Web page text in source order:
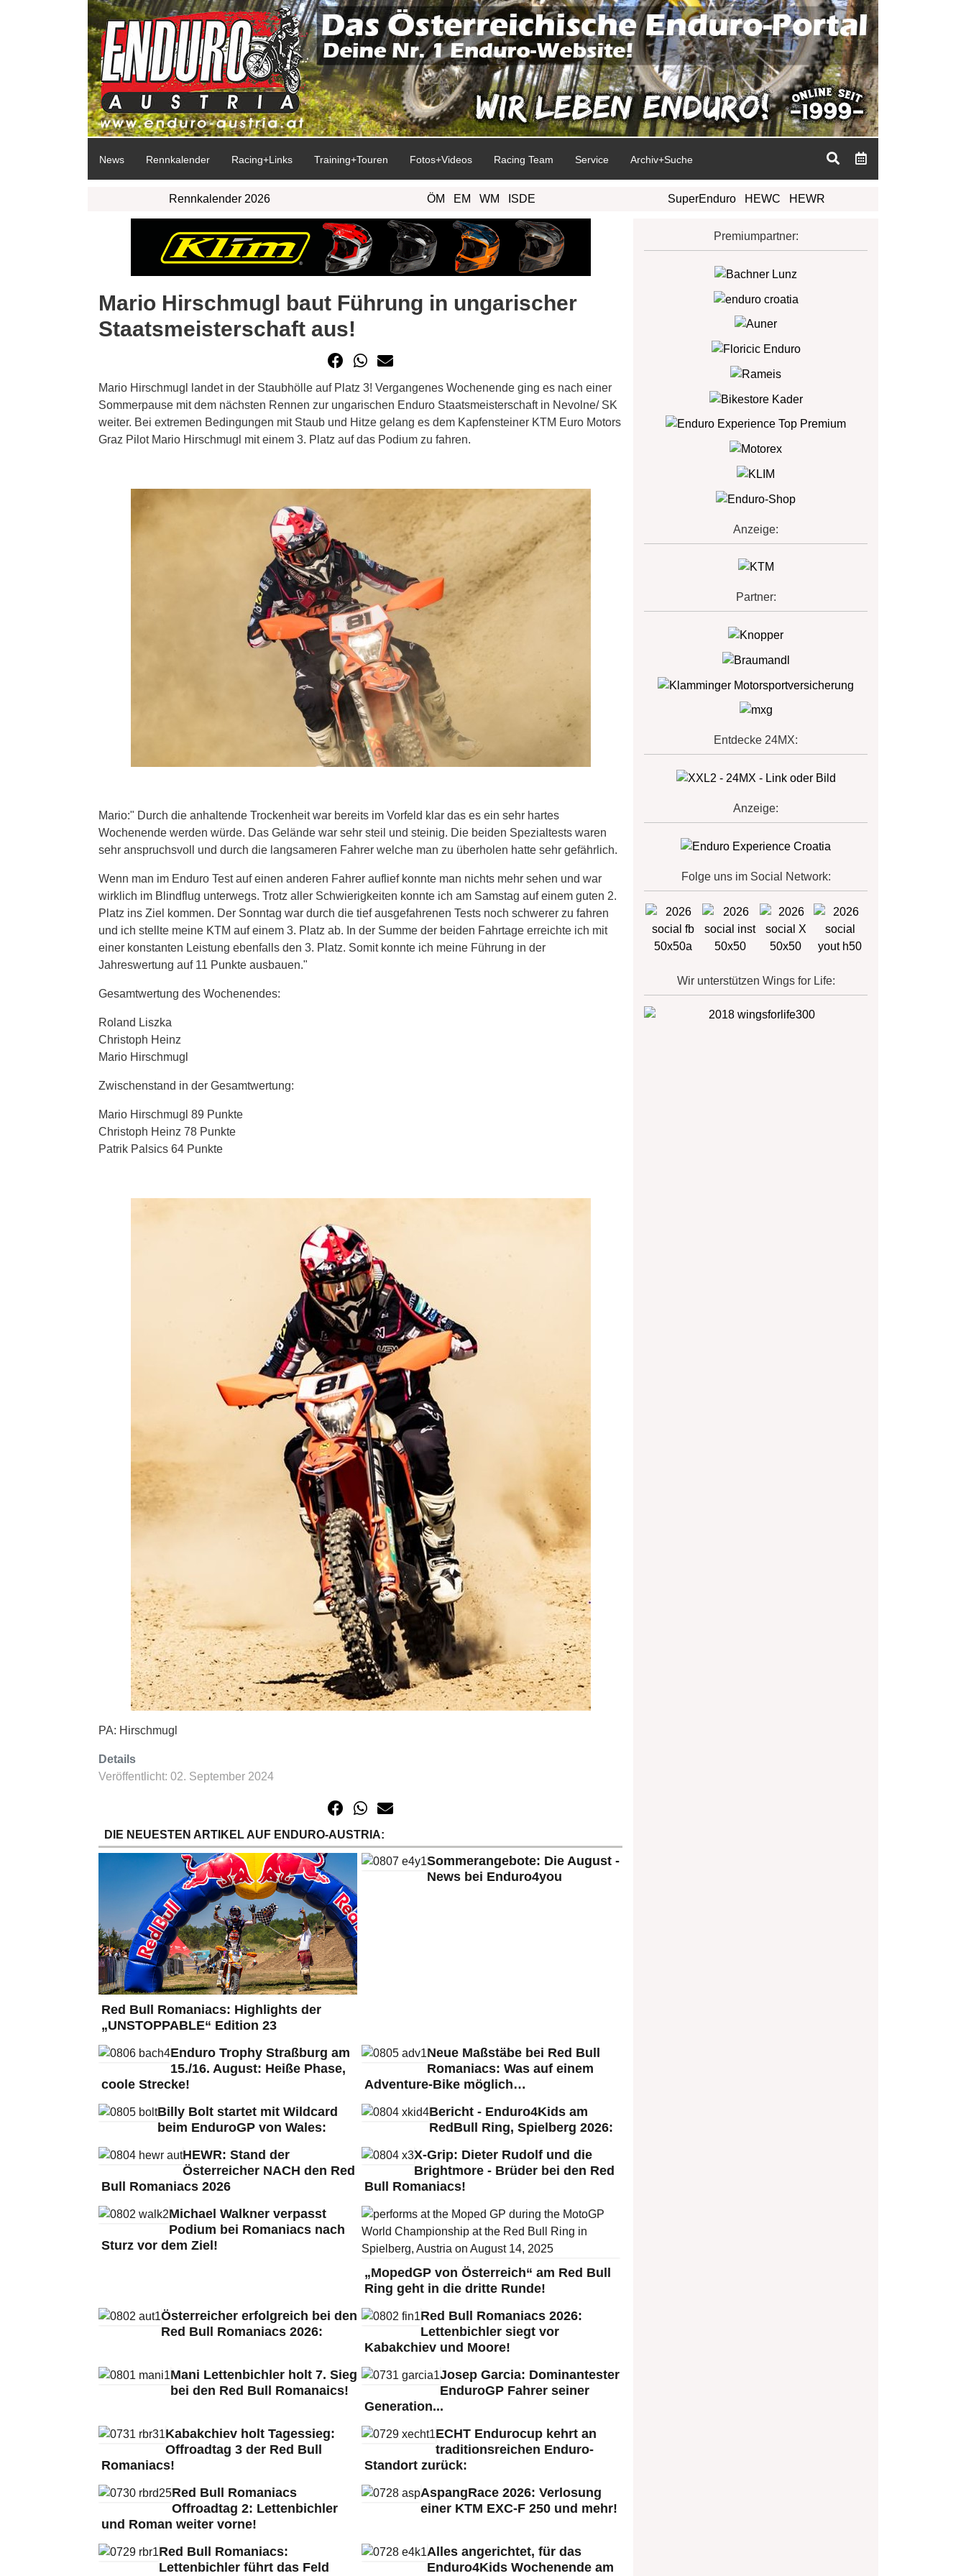
News Rennkalender Racing+Links Training+Touren Fotos+Videos Racing Team Service Archiv+Suche
Rennkalender 2026 ÖM EM WM ISDE SuperEnduro HEWC HEWR
Mario Hirschmugl baut Führung in ungarischer
Staatsmeisterschaft aus!
Mario Hirschmugl landet in der Staubhölle auf Platz 3! Vergangenes Wochenende ging es nach einer
Sommerpause mit dem nächsten Rennen zur ungarischen Enduro Staatsmeisterschaft in Nevolne/ SK
weiter. Bei extremen Bedingungen mit Staub und Hitze gelang es dem Kapfensteiner KTM Euro Motors
Graz Pilot Mario Hirschmugl mit einem 3. Platz auf das Podium zu fahren.
Mario:" Durch die anhaltende Trockenheit war bereits im Vorfeld klar das es ein sehr hartes
Wochenende werden würde. Das Gelände war sehr steil und steinig. Die beiden Spezialtests waren
sehr anspruchsvoll und durch die langsameren Fahrer welche man zu überholen hatte sehr gefährlich.
Wenn man im Enduro Test auf einen anderen Fahrer auflief konnte man nichts mehr sehen und war
wirklich im Blindflug unterwegs. Trotz aller Schwierigkeiten konnte ich am Samstag auf einem guten 2.
Platz ins Ziel kommen. Der Sonntag war durch die tief ausgefahrenen Tests noch schwerer zu fahren
und ich stellte meine KTM auf einem 3. Platz ab. In der Summe der beiden Fahrtage erreichte ich mit
einer konstanten Leistung ebenfalls den 3. Platz. Somit konnte ich meine Führung in der
Jahreswertung auf 11 Punkte ausbauen."
Gesamtwertung des Wochenendes:
Roland Liszka
Christoph Heinz
Mario Hirschmugl
Zwischenstand in der Gesamtwertung:
Mario Hirschmugl 89 Punkte
Christoph Heinz 78 Punkte
Patrik Palsics 64 Punkte
PA: Hirschmugl
Details
Veröffentlicht: 02. September 2024
DIE NEUESTEN ARTIKEL AUF ENDURO-AUSTRIA:
Red Bull Romaniacs: Highlights der
„UNSTOPPABLE“ Edition 23
Sommerangebote: Die August -
News bei Enduro4you
Enduro Trophy Straßburg am
15./16. August: Heiße Phase,
coole Strecke!
Neue Maßstäbe bei Red Bull
Romaniacs: Was auf einem
Adventure-Bike möglich…
Billy Bolt startet mit Wildcard
beim EnduroGP von Wales:
Bericht - Enduro4Kids am
RedBull Ring, Spielberg 2026:
HEWR: Stand der
Österreicher NACH den Red
Bull Romaniacs 2026
X-Grip: Dieter Rudolf und die
Brightmore - Brüder bei den Red
Bull Romaniacs!
Michael Walkner verpasst
Podium bei Romaniacs nach
Sturz vor dem Ziel!
„MopedGP von Österreich“ am Red Bull
Ring geht in die dritte Runde!
Österreicher erfolgreich bei den
Red Bull Romaniacs 2026:
Red Bull Romaniacs 2026:
Lettenbichler siegt vor
Kabakchiev und Moore!
Mani Lettenbichler holt 7. Sieg
bei den Red Bull Romanaics!
Josep Garcia: Dominantester
EnduroGP Fahrer seiner
Generation...
Kabakchiev holt Tagessieg:
Offroadtag 3 der Red Bull
Romaniacs!
ECHT Endurocup kehrt an
traditionsreichen Enduro-
Standort zurück:
Red Bull Romaniacs
Offroadtag 2: Lettenbichler
und Roman weiter vorne!
AspangRace 2026: Verlosung
einer KTM EXC-F 250 und mehr!
Red Bull Romaniacs:
Lettenbichler führt das Feld
Alles angerichtet, für das
Enduro4Kids Wochenende am
Premiumpartner:
Anzeige:
Partner:
Entdecke 24MX:
Anzeige:
Folge uns im Social Network:
Wir unterstützen Wings for Life: